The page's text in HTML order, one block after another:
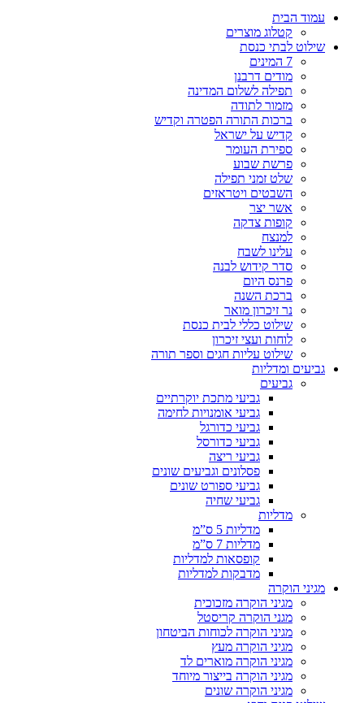
עמוד הבית
קטלוג מוצרים
שילוט לבתי כנסת
7 המינים
מודים דרבנן
תפילה לשלום המדינה
מזמור לתודה
ברכות התורה הפטרה וקדיש
קדיש על ישראל
ספירת העומר
פרשת שבוע
שלט זמני תפילה
השבטים ויטראזים
אשר יצר
קופות צדקה
למנצח
עלינו לשבח
סדר קידוש לבנה
פרנס היום
ברכת השנה
נר זיכרון מואר
שילוט כללי לבית כנסת
לוחות ועצי זיכרון
שילוט עליות חגים וספר תורה
גביעים ומדליות
גביעים
גביעי מתכת יוקרתיים
גביעי אומנויות לחימה
גביעי כדורגל
גביעי כדורסל
גביעי ריצה
פסלונים וגביעים שונים
גביעי ספורט שונים
גביעי שחיה
מדליות
מדליות 5 ס”מ
מדליות 7 ס”מ
קופסאות למדליות
מדבקות למדליות
מגיני הוקרה
מגיני הוקרה מזכוכית
מגני הוקרה קריסטל
מגיני הוקרה לכוחות הביטחון
מגיני הוקרה מעץ
מגיני הוקרה מוארים לד
מגיני הוקרה בייצור מיוחד
מגיני הוקרה שונים